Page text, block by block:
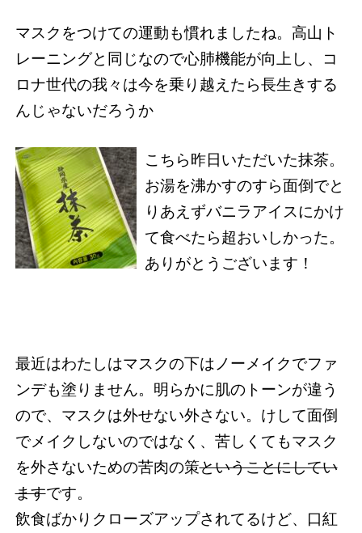
マスクをつけての運動も慣れましたね。高山ト
レーニングと同じなので心肺機能が向上し、コ
ロナ世代の我々は今を乗り越えたら長生きする
んじゃないだろうか
こちら昨日いただいた抹茶。
お湯を沸かすのすら面倒でと
りあえずバニラアイスにかけ
て食べたら超おいしかった。
ありがとうございます！
最近はわたしはマスクの下はノーメイクでファ
ンデも塗りません。明らかに肌のトーンが違う
ので、マスクは外せない外さない。けして面倒
でメイクしないのではなく、苦しくてもマスク
を外さないための苦肉の策ということにしてい
ますです。
飲食ばかりクローズアップされてるけど、口紅